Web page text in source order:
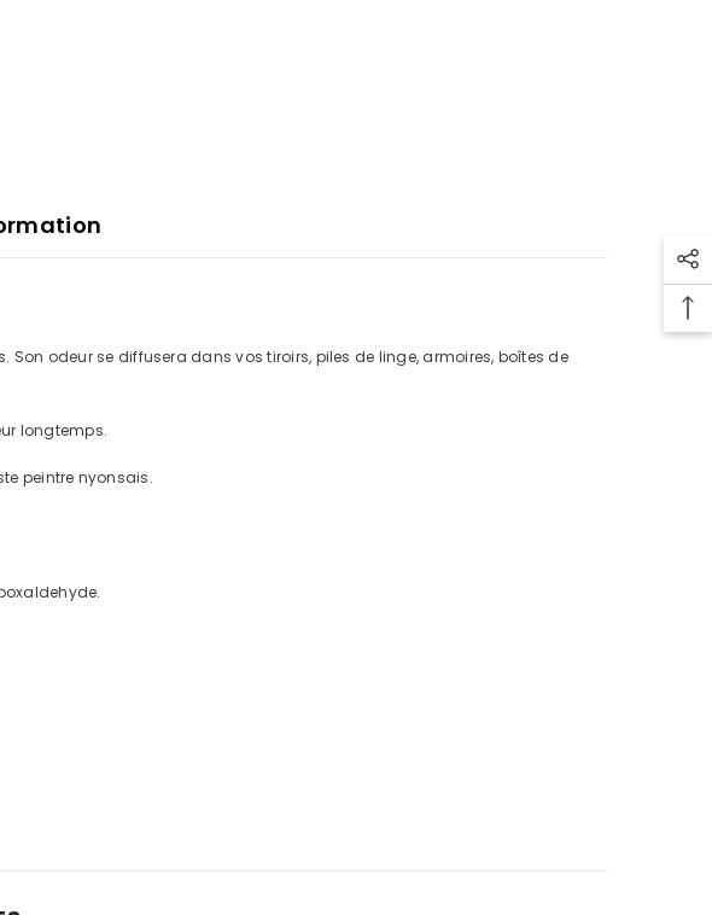
Son odeur se diffusera dans vos tiroirs, piles de linge, armoires, boîtes de
longtemps.
peintre nyonsais.